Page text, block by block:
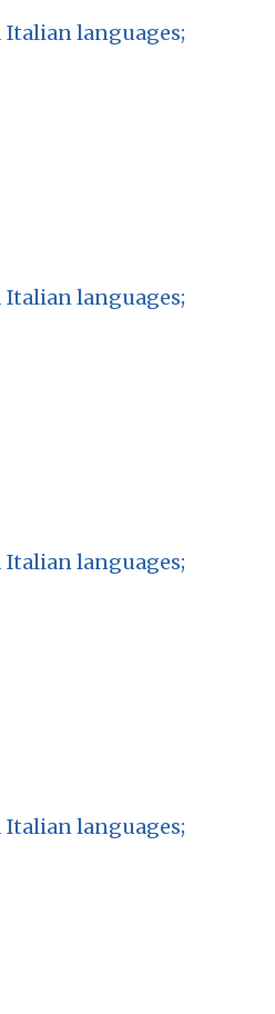
Italian languages;
Italian languages;
Italian languages;
Italian languages;